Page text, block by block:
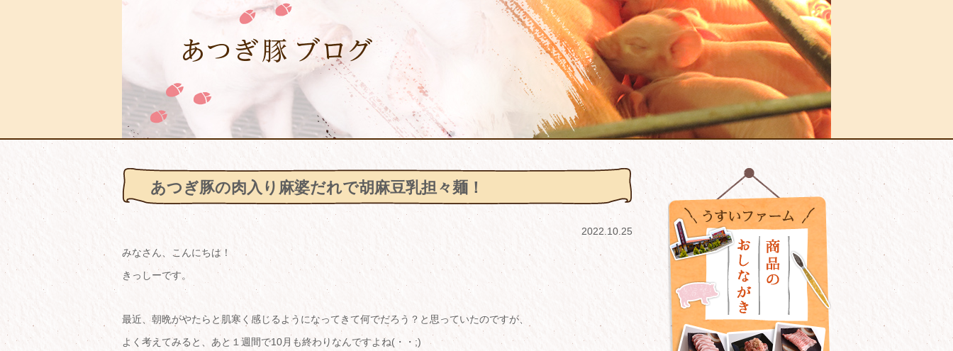
あつぎ豚の肉入り麻婆だれで胡麻豆乳担々麺！
2022.10.25
みなさん、こんにちは！
きっしーです。
最近、朝晩がやたらと肌寒く感じるようになってきて何でだろう？と思っていたのですが、
よく考えてみると、あと１週間で10月も終わりなんですよね(・・;)